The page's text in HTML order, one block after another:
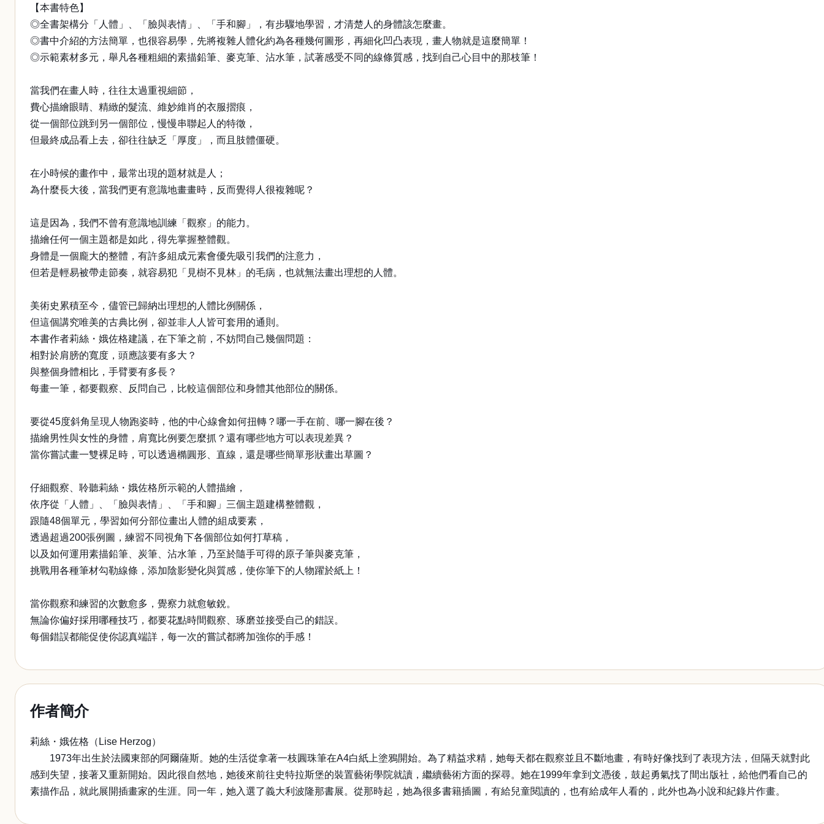
【本書特色】
◎全書架構分「人體」、「臉與表情」、「手和腳」，有步驟地學習，才清楚人的身體該怎麼畫。
◎書中介紹的方法簡單，也很容易學，先將複雜人體化約為各種幾何圖形，再細化凹凸表現，畫人物就是這麼簡單！
◎示範素材多元，舉凡各種粗細的素描鉛筆、麥克筆、沾水筆，試著感受不同的線條質感，找到自己心目中的那枝筆！
當我們在畫人時，往往太過重視細節，
費心描繪眼睛、精緻的髮流、維妙維肖的衣服摺痕，
從一個部位跳到另一個部位，慢慢串聯起人的特徵，
但最終成品看上去，卻往往缺乏「厚度」，而且肢體僵硬。
在小時候的畫作中，最常出現的題材就是人；
為什麼長大後，當我們更有意識地畫畫時，反而覺得人很複雜呢？
這是因為，我們不曾有意識地訓練「觀察」的能力。
描繪任何一個主題都是如此，得先掌握整體觀。
身體是一個龐大的整體，有許多組成元素會優先吸引我們的注意力，
但若是輕易被帶走節奏，就容易犯「見樹不見林」的毛病，也就無法畫出理想的人體。
美術史累積至今，儘管已歸納出理想的人體比例關係，
但這個講究唯美的古典比例，卻並非人人皆可套用的通則。
本書作者莉絲・娥佐格建議，在下筆之前，不妨問自己幾個問題：
相對於肩膀的寬度，頭應該要有多大？
與整個身體相比，手臂要有多長？
每畫一筆，都要觀察、反問自己，比較這個部位和身體其他部位的關係。
要從45度斜角呈現人物跑姿時，他的中心線會如何扭轉？哪一手在前、哪一腳在後？
描繪男性與女性的身體，肩寬比例要怎麼抓？還有哪些地方可以表現差異？
當你嘗試畫一雙裸足時，可以透過橢圓形、直線，還是哪些簡單形狀畫出草圖？
仔細觀察、聆聽莉絲・娥佐格所示範的人體描繪，
依序從「人體」、「臉與表情」、「手和腳」三個主題建構整體觀，
跟隨48個單元，學習如何分部位畫出人體的組成要素，
透過超過200張例圖，練習不同視角下各個部位如何打草稿，
以及如何運用素描鉛筆、炭筆、沾水筆，乃至於隨手可得的原子筆與麥克筆，
挑戰用各種筆材勾勒線條，添加陰影變化與質感，使你筆下的人物躍於紙上！
當你觀察和練習的次數愈多，覺察力就愈敏銳。
無論你偏好採用哪種技巧，都要花點時間觀察、琢磨並接受自己的錯誤。
每個錯誤都能促使你認真端詳，每一次的嘗試都將加強你的手感！
作者簡介
莉絲・娥佐格（Lise Herzog）
1973年出生於法國東部的阿爾薩斯。她的生活從拿著一枝圓珠筆在A4白紙上塗鴉開始。為了精益求精，她每天都在觀察並且不斷地畫，有時好像找到了表現方法，但隔天就對此
感到失望，接著又重新開始。因此很自然地，她後來前往史特拉斯堡的裝置藝術學院就讀，繼續藝術方面的探尋。她在1999年拿到文憑後，鼓起勇氣找了間出版社，給他們看自己的
素描作品，就此展開插畫家的生涯。同一年，她入選了義大利波隆那書展。從那時起，她為很多書籍插圖，有給兒童閱讀的，也有給成年人看的，此外也為小說和紀錄片作畫。